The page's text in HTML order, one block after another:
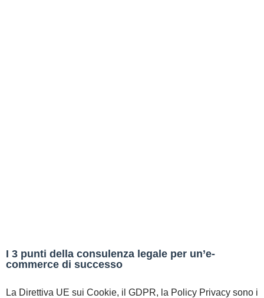
I 3 punti della consulenza legale per un’e-
commerce di successo
La Direttiva UE sui Cookie, il GDPR, la Policy Privacy sono i